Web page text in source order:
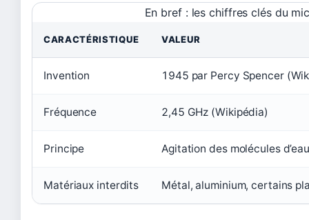
En bref : les chiffres clés du
CARACTÉRISTIQUE VALEUR
Invention 1945 par Percy Spencer
Fréquence 2,45 GHz (Wikipédia)
Principe Agitation des molécules
Matériaux interdits Métal, aluminium, certains